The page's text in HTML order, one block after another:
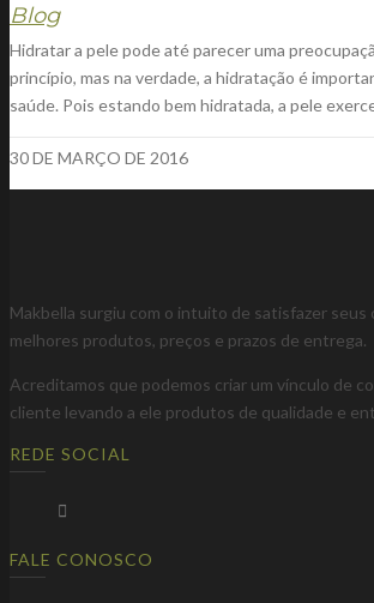
Blog
Hidratar a pele pode até parecer uma
princípio, mas na verdade, a hidratação é
saúde. Pois estando bem hidratada, a pele
30 DE MARÇO DE 2016
Makbella surgiu com o intuito de satisfazer seus
melhores produtos, preços e prazos de entrega.
Acreditamos que podemos criar um vínculo de
cliente levando a ele produtos de qualidade e
REDE SOCIAL
FALE CONOSCO